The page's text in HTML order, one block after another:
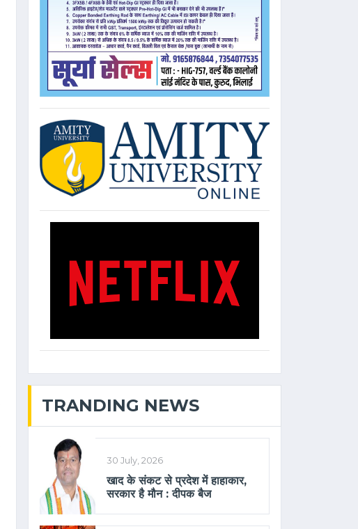
TRANDING NEWS
30 July, 2026
खाद के संकट से प्रदेश में हाहाकार,
सरकार है मौन : दीपक बैज